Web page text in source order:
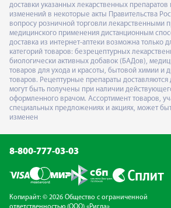
доставки указанных лекарственных
изменений в некоторые акты Правительства
вопросу розничной торговли лекарственными
медицинского применения дистанционным
доставка из интернет-аптеки возможна только
категорий товаров: безрецептурных
биологически активных добавок (БАДов),
товаров для ухода и красоты, бытовой химии и
товаров. Рецептурные препараты
могут быть получены при наличии
оформленного врачом. Ассортимент товаров,
специальных предложениях и акциях, может
изменен
8-800-777-03-03
Копирайт: © 2026 Общество с ограниченной